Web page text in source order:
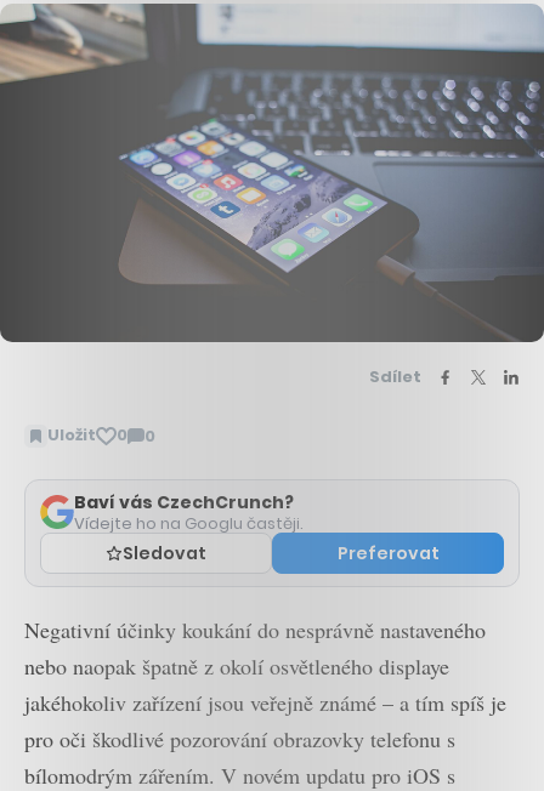
Sdílet
Uložit 0 0
Zobrazit
Baví vás CzechCrunch?
Vídejte ho na Googlu častěji.
Sledovat Preferovat
Negativní účinky koukání do nesprávně nastaveného
nebo naopak špatně z okolí osvětleného displaye
jakéhokoliv zařízení jsou veřejně známé – a tím spíš je
pro oči škodlivé pozorování obrazovky telefonu s
bílomodrým zářením. V novém updatu pro iOS s